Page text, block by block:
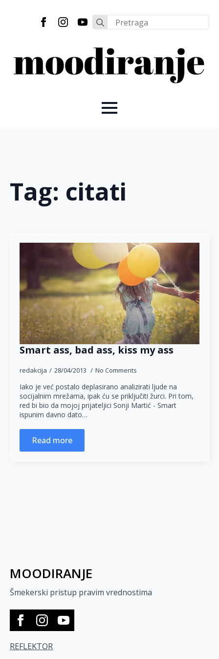
Search
for:
Tag: citati
Smart ass, bad ass, kiss my ass
redakcija 28/04/2013 No Comments
Iako je već postalo deplasirano analizirati ljude na
socijalnim mrežama, ipak ću se priključiti žurci. Pri tom,
red bi bio da mojoj prijateljici Sonji Martić - Smart
ispunim davno dato…
Read more
MOODIRANJE
Šmekerski pristup pravim vrednostima
REFLEKTOR